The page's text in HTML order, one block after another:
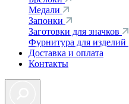
Медали
Запонки
Заготовки для значков
Фурнитура для изделий
Доставка и оплата
Контакты